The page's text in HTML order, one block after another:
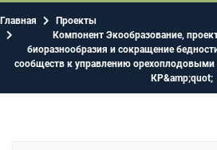
Главная
Проекты
Компонент Экообразование,
биоразнообразия и сокращение
сообществ к управлению
КР&amp;quot;